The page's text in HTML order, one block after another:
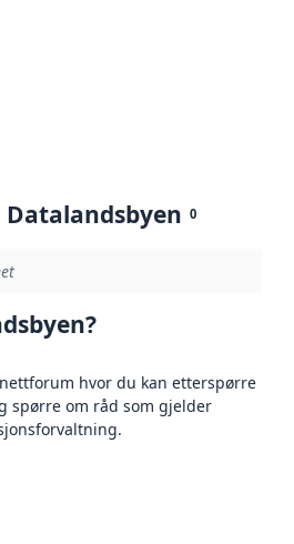
0
hvor du kan etterspørre
spørre om råd som gjelder